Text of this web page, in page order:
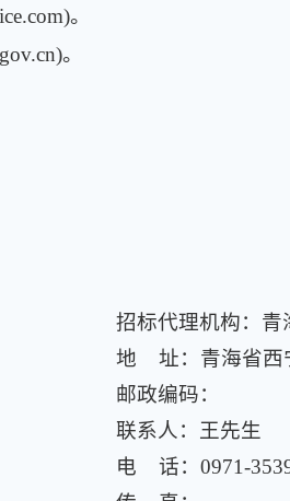
。
。
招标代理机构：青
地 址：青海省西
邮政编码：
联系人：王先生
电 话：0971-